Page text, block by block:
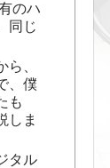
のハ
同じ
、
、僕
も
しま
タル